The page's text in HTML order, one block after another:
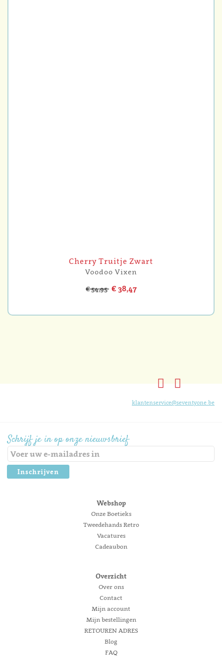
Cherry Truitje Zwart
Voodoo Vixen
€ 54,95 € 38,47
Schrijf je in op onze nieuwsbrief
Inschrijven
klantenservice@seventyone.be
Webshop
Onze Boetieks
Tweedehands Retro
Vacatures
Cadeaubon
Overzicht
Over ons
Contact
Mijn account
Mijn bestellingen
RETOUREN ADRES
Blog
FAQ